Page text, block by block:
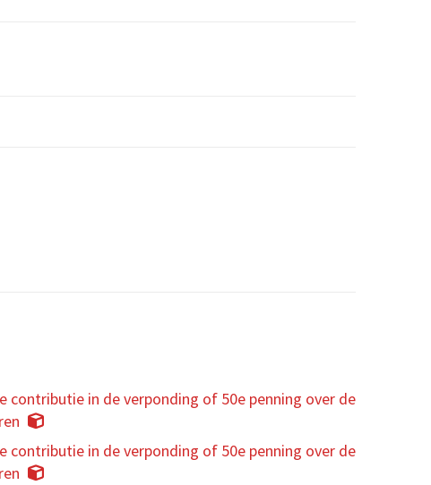
contributie in de verponding of 50e penning over de
contributie in de verponding of 50e penning over de